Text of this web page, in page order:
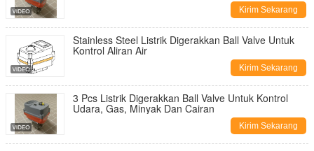
Kirim Sekarang
Stainless Steel Listrik Digerakkan Ball Valve Untuk
Kontrol Aliran Air
Kirim Sekarang
3 Pcs Listrik Digerakkan Ball Valve Untuk Kontrol
Udara, Gas, Minyak Dan Cairan
Kirim Sekarang